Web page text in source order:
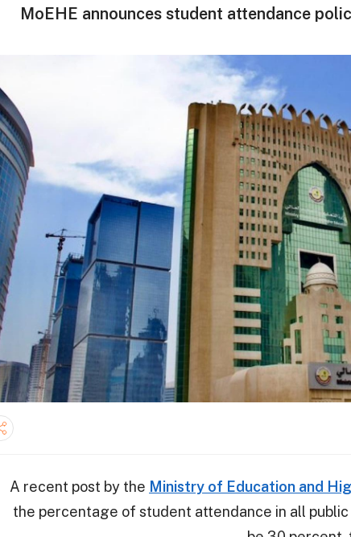
MoEHE announces student attendance
A recent post by the Ministry of Education and
the percentage of student attendance in all